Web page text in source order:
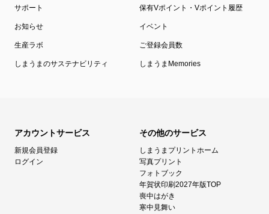
サポート 保有Vポイント・Vポイント履歴
お知らせ イベント
生産ラボ ご登録会員数
しまうまのサステナビリティ しまうまMemories
アカウントサービス
新規会員登録
ログイン
その他のサービス
しまうまプリントホーム
写真プリント
フォトブック
年賀状印刷2027年版TOP
喪中はがき
寒中見舞い